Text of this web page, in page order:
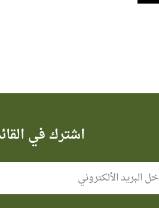
اشترك في